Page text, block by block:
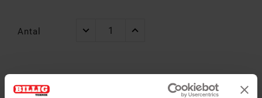
Antal
Alltid
garanti
14 dagar öppet
köp